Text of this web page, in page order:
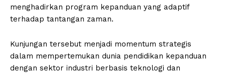
menghadirkan program kepanduan yang adaptif
terhadap tantangan zaman.
Kunjungan tersebut menjadi momentum strategis
dalam mempertemukan dunia pendidikan kepanduan
dengan sektor industri berbasis teknologi dan